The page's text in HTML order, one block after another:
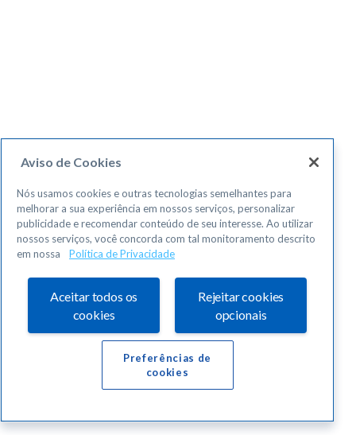
Aviso de Cookies
Nós usamos cookies e outras tecnologias semelhantes para
melhorar a sua experiência em nossos serviços, personalizar
publicidade e recomendar conteúdo de seu interesse. Ao utilizar
nossos serviços, você concorda com tal monitoramento descrito
em nossa
Política de Privacidade
Aceitar todos os
cookies
Rejeitar cookies
opcionais
Preferências de
cookies